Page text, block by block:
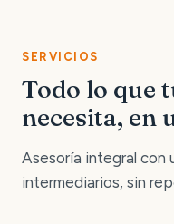
SERVICIOS
Todo lo que
necesita, en
Asesoría integral con
intermediarios, sin